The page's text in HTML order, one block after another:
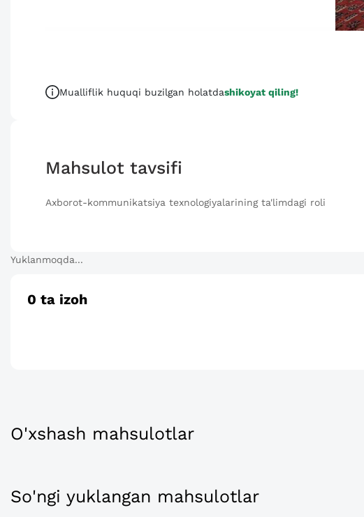
Mualliflik huquqi buzilgan holatdashikoyat qiling!
Mahsulot tavsifi
Axborot-kommunikatsiya texnologiyalarining ta'limdagi roli
Yuklanmoqda...
0 ta izoh
O'xshash mahsulotlar
So'ngi yuklangan mahsulotlar